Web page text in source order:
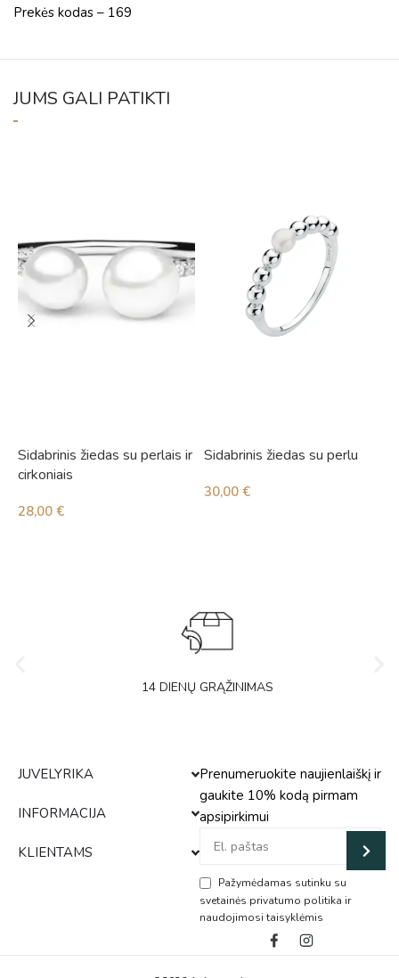
Prekės kodas – 169
JUMS GALI PATIKTI
Sidabrinis žiedas su perlais ir
cirkoniais
28,00 €
Sidabrinis žiedas su perlu
30,00 €
14 DIENŲ GRĄŽINIMAS
JUVELYRIKA
INFORMACIJA
KLIENTAMS
Prenumeruokite naujienlaiškį ir
gaukite 10% kodą pirmam
apsipirkimui
Pažymėdamas sutinku su
svetainės privatumo politika ir
naudojimosi taisyklėmis
Alternative: